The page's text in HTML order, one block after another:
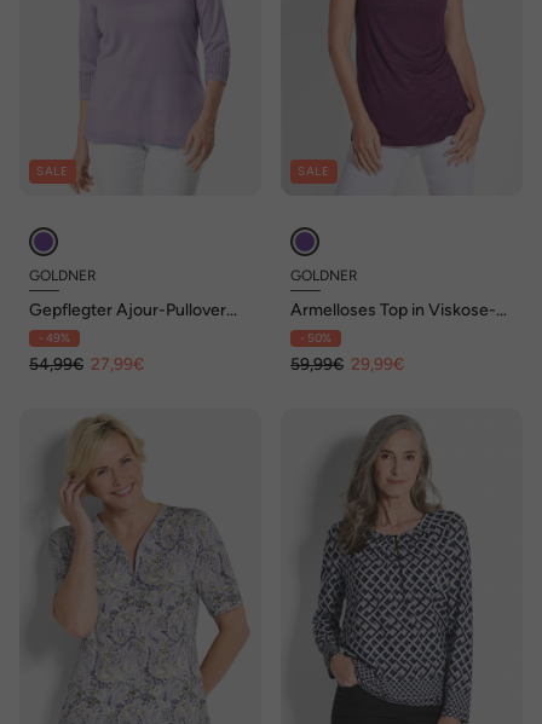
SALE
GOLDNER
Gepflegter Ajour-Pullover
mit femininen Durchbrüchen
- 49%
54,99€ 27,99€
SALE
GOLDNER
Ärmelloses Top in Viskose-
Jersey
- 50%
59,99€ 29,99€